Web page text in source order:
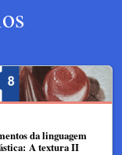
da linguagem
A textura II